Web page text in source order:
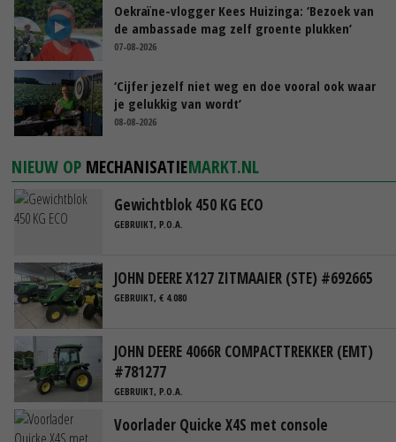
Oekraïne-vlogger Kees Huizinga: ‘Bezoek van
de ambassade mag zelf groente plukken’
07-08-2026
‘Cijfer jezelf niet weg en doe vooral ook waar
je gelukkig van wordt’
08-08-2026
NIEUW OP MECHANISATIEMARKT.NL
Gewichtblok 450 KG ECO
GEBRUIKT, P.O.A.
JOHN DEERE X127 ZITMAAIER (STE) #692665
GEBRUIKT, € 4.080
JOHN DEERE 4066R COMPACTTREKKER (EMT)
#781277
GEBRUIKT, P.O.A.
Voorlader Quicke X4S met console